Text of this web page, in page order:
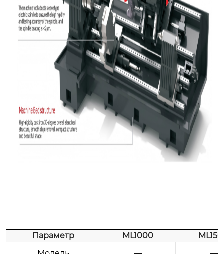
Параметр ML1000